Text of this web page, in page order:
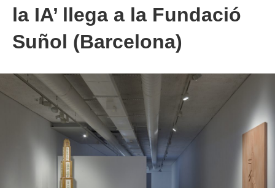
la IA’ llega a la Fundació
Suñol (Barcelona)